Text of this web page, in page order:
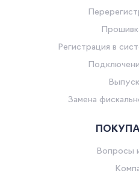
Регистрация в
Замена
Вопросы